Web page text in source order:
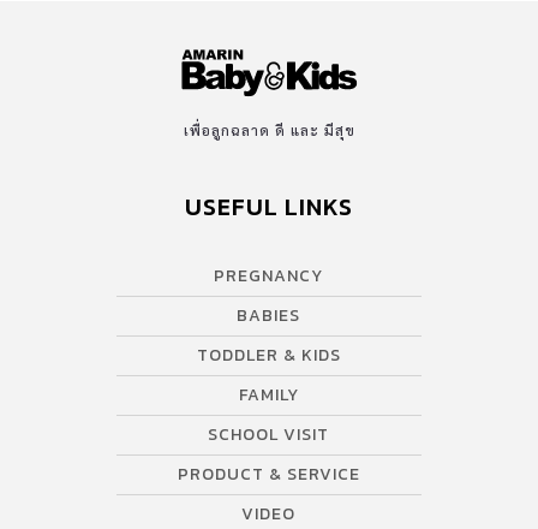
เพื่อลูกฉลาด ดี และ มีสุข
USEFUL LINKS
PREGNANCY
BABIES
TODDLER & KIDS
FAMILY
SCHOOL VISIT
PRODUCT & SERVICE
VIDEO